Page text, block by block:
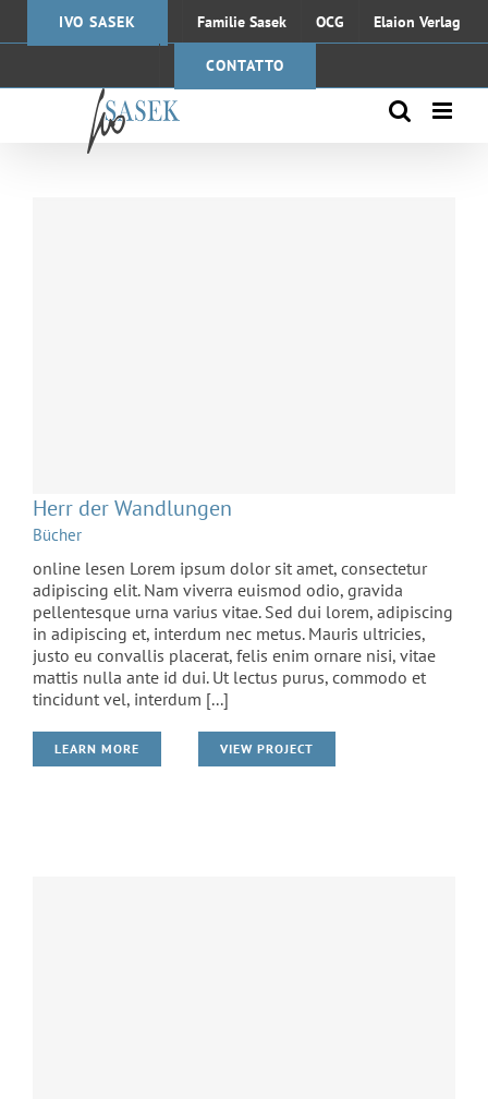
IVO SASEK Familie Sasek OCG Elaion Verlag
CONTATTO
Herr der Wandlungen
Herr der Wandlungen
Bücher
online lesen Lorem ipsum dolor sit amet, consectetur
adipiscing elit. Nam viverra euismod odio, gravida
pellentesque urna varius vitae. Sed dui lorem, adipiscing
in adipiscing et, interdum nec metus. Mauris ultricies,
justo eu convallis placerat, felis enim ornare nisi, vitae
mattis nulla ante id dui. Ut lectus purus, commodo et
tincidunt vel, interdum [...]
LEARN MORE VIEW PROJECT
Suspende Phara Urna